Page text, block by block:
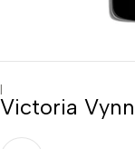
|
Victoria